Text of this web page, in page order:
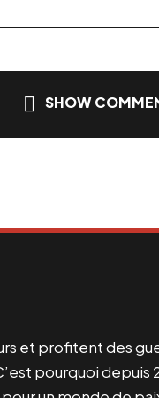
SHOW
et profitent des
pourquoi depuis